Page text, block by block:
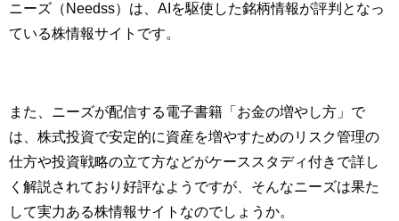
ニーズ（Needss）は、AIを駆使した銘柄情報が評判となっ
ている株情報サイトです。
また、ニーズが配信する電子書籍「お金の増やし方」で
は、株式投資で安定的に資産を増やすためのリスク管理の
仕方や投資戦略の立て方などがケーススタディ付きで詳し
く解説されており好評なようですが、そんなニーズは果た
して実力ある株情報サイトなのでしょうか。